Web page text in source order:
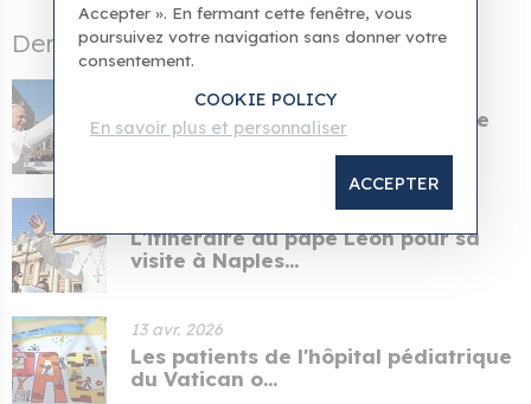
Dernières nouvelles
25 avr. 2026
Le Vatican a publié le programme
de la visite past...
L'itinéraire du pape Léon pour sa
visite à Naples...
13 avr. 2026
Les patients de l'hôpital pédiatrique
du Vatican o...
Accepter ». En fermant cette fenêtre, vous
poursuivez votre navigation sans donner votre
consentement.
COOKIE POLICY
En savoir plus et personnaliser
ACCEPTER